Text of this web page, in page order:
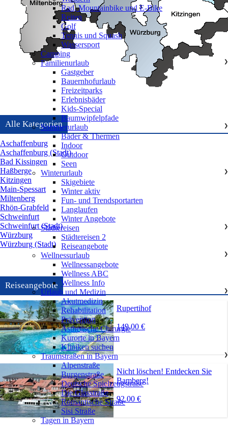
Alle Kategorien
Aschaffenburg
Aschaffenburg (Stadt)
Bad Kissingen
Haßberge
Kitzingen
Main-Spessart
Miltenberg
Rhön-Grabfeld
Schweinfurt
Schweinfurt (Stadt)
Würzburg
Würzburg (Stadt)
Reiseangebote
Rupertihof
149,00 €
Nicht löschen! Entdecken Sie
Bamberg!
92.00 €
Rad, Mountainbike und E-Bike
Reiten
Golf
Tennis und Squash
Wassersport
Camping
Familienurlaub
❯
Gastgeber
Bauernhofurlaub
Freizeitparks
Erlebnisbäder
Kids-Special
Baumwipfelpfade
Sommerurlaub
❯
Bäder & Thermen
Indoor
Outdoor
Seen
Winterurlaub
❯
Skigebiete
Winter aktiv
Fun- und Trendsportarten
Langlaufen
Winter Angebote
Städtereisen
❯
Städtereisen 2
Reiseangebote
Wellnessurlaub
❯
Wellnessangebote
Wellness ABC
Wellness Info
Urlaub und Medizin
❯
Akutmedizin
Rehabilitation
Prävention
Ästhetische Chirurgie
Kurorte in Bayern
Kliniken suchen
Traumstraßen in Bayern
❯
Alpenstraße
Burgenstraße
Deutsche Spielzeugstraße
Die Glasstraße
Romantische Straße
Sisi Straße
Tagen in Bayern